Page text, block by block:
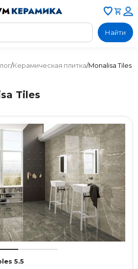
Найти
/Керамическая плитка/Monalisa Tiles
Tiles
5.5